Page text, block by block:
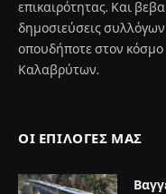
επικαιρότητας. Και
δημοσιεύσεις
οπουδήποτε στον
Καλαβρύτων.
ΟΙ ΕΠΙΛΟΓΈΣ ΜΑΣ